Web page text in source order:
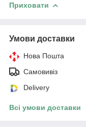
Приховати
Умови доставки
Нова Пошта
Самовивіз
Delivery
Всі умови доставки